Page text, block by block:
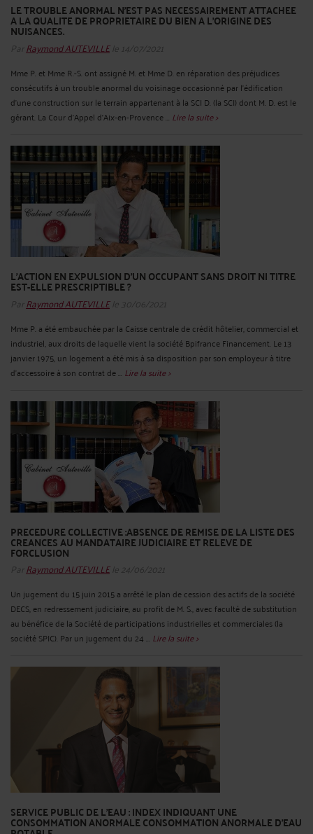
LE TROUBLE ANORMAL N’EST PAS NECESSAIREMENT ATTACHEE
A LA QUALITE DE PROPRIETAIRE DU BIEN A L'ORIGINE DES
NUISANCES.
Par Raymond AUTEVILLEle 14/07/2021
Mme P. et Mme R.-S. ont assigné M. et Mme D. en réparation des préjudices
consécutifs à un trouble anormal du voisinage occasionné par l’édification
d’une construction sur le terrain appartenant à la SCI D. (la SCI) dont M. D. est le
gérant. La Cour d’Appel d’Aix-en-Provence ... Lire la suite >
L'ACTION EN EXPULSION D'UN OCCUPANT SANS DROIT NI TITRE
EST-ELLE PRESCRIPTIBLE ?
Par Raymond AUTEVILLEle 30/06/2021
Mme P. a été embauchée par la Caisse centrale de crédit hôtelier, commercial et
industriel, aux droits de laquelle vient la société Bpifrance Financement. Le 13
janvier 1975, un logement a été mis à sa disposition par son employeur à titre
d'accessoire à son contrat de ... Lire la suite >
PRECEDURE COLLECTIVE :ABSENCE DE REMISE DE LA LISTE DES
CREANCES AU MANDATAIRE JUDICIAIRE ET RELEVE DE
FORCLUSION
Par Raymond AUTEVILLEle 24/06/2021
Un jugement du 15 juin 2015 a arrêté le plan de cession des actifs de la société
DECS, en redressement judiciaire, au profit de M. S., avec faculté de substitution
au bénéfice de la Société de participations industrielles et commerciales (la
société SPIC). Par un jugement du 24 ... Lire la suite >
SERVICE PUBLIC DE L’EAU : INDEX INDIQUANT UNE
CONSOMMATION ANORMALE CONSOMMATION ANORMALE D'EAU